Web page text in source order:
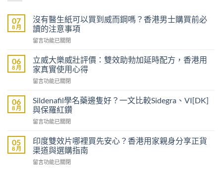
07
8 月
沒有醫生紙可以買到威而鋼嗎？香港男士購買前必
讀的注意事項
在
有
醫
生
紙
以
買
到
威
鋼
嗎？
港
留言功能已關閉
06
8 月
立威大樂威壯評價：雙效助勃加延時配方，香港用
家真實使用心得
在
威
大
樂
威
評
價：
雙
效
留言功能已關閉
06
8 月
Sildenafil學名藥邊隻好？一文比較Sidegra、VI[DK]
與保羅紅鑽
在
學
名
藥
邊
留言功能已關閉
05
8 月
印度雙效片哪裡買先安心？香港用家親身分享正貨
渠道與選購指南
在
留言功能已關閉